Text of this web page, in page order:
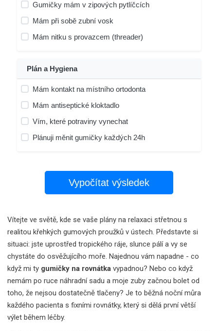
Gumičky mám v zipových pytlíčcích
Mám při sobě zubní vosk
Mám nitku s provazcem (threader)
Plán a Hygiena
Mám kontakt na místního ortodonta
Mám antiseptické kloktadlo
Vím, které potraviny vynechat
Plánuji měnit gumičky každých 24h
Vypočítat výsledek
Vítejte ve světě, kde se vaše plány na relaxaci střetnou s
realitou křehkých gumových proužků v ústech. Představte si
situaci: jste uprostřed tropického ráje, slunce pálí a vy se
chystáte do osvěžujícího moře. Najednou vám napadne - co
když mi ty gumičky na rovnátka vypadnou? Nebo co když
nemám po ruce náhradní sadu a moje zuby začnou bolet od
toho, že nejsou dostatečně tlačeny? Je to běžná noční můra
každého pacienta s fixními rovnátky, který si dělá první větší
výlet během léčby.